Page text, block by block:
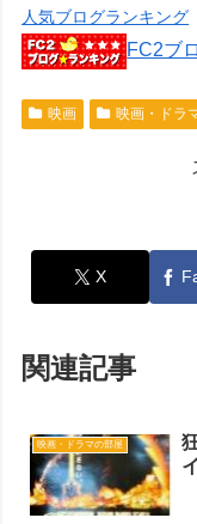
人気ブログランキング
FC2ブ
映画 映画・ドラ
X
関連記事
映画・ドラマの部屋